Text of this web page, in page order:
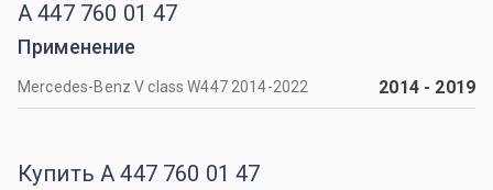
A 447 760 01 47
Применение
Mercedes-Benz V class W447 2014-2022 2014- 2019
Купить A 447 760 01 47